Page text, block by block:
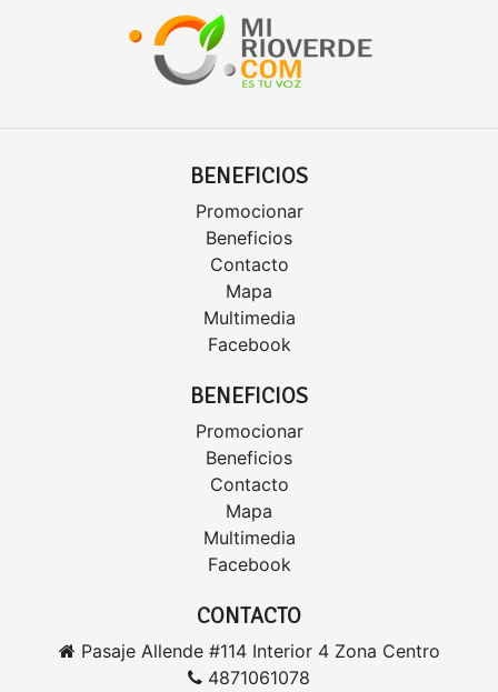
BENEFICIOS
Promocionar
Beneficios
Contacto
Mapa
Multimedia
Facebook
BENEFICIOS
Promocionar
Beneficios
Contacto
Mapa
Multimedia
Facebook
CONTACTO
Pasaje Allende #114 Interior 4 Zona Centro
4871061078